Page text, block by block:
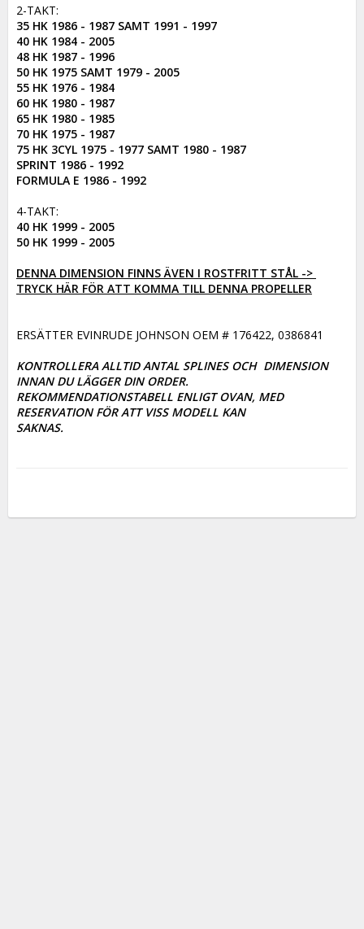
35 HK 1986 - 1987 SAMT 1991 - 1997
40 HK 1984 - 2005
48 HK 1987 - 1996
50 HK 1975 SAMT 1979 - 2005
55 HK 1976 - 1984
60 HK 1980 - 1987
65 HK 1980 - 1985
70 HK 1975 - 1987
75 HK 3CYL 1975 - 1977 SAMT 1980 - 1987
SPRINT 1986 - 1992
FORMULA E 1986 - 1992
40 HK 1999 - 2005
50 HK 1999 - 2005
DENNA DIMENSION FINNS ÄVEN I ROSTFRITT STÅL ->
TRYCK HÄR FÖR ATT KOMMA TILL DENNA PROPELLER
ERSÄTTER EVINRUDE JOHNSON OEM # 176422, 0386841
KONTROLLERA ALLTID ANTAL SPLINES OCH  DIMENSION
INNAN DU LÄGGER DIN ORDER.
REKOMMENDATIONSTABELL ENLIGT OVAN, MED
RESERVATION FÖR ATT VISS MODELL KAN
SAKNAS.